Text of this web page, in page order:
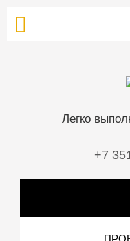
Легко
+7